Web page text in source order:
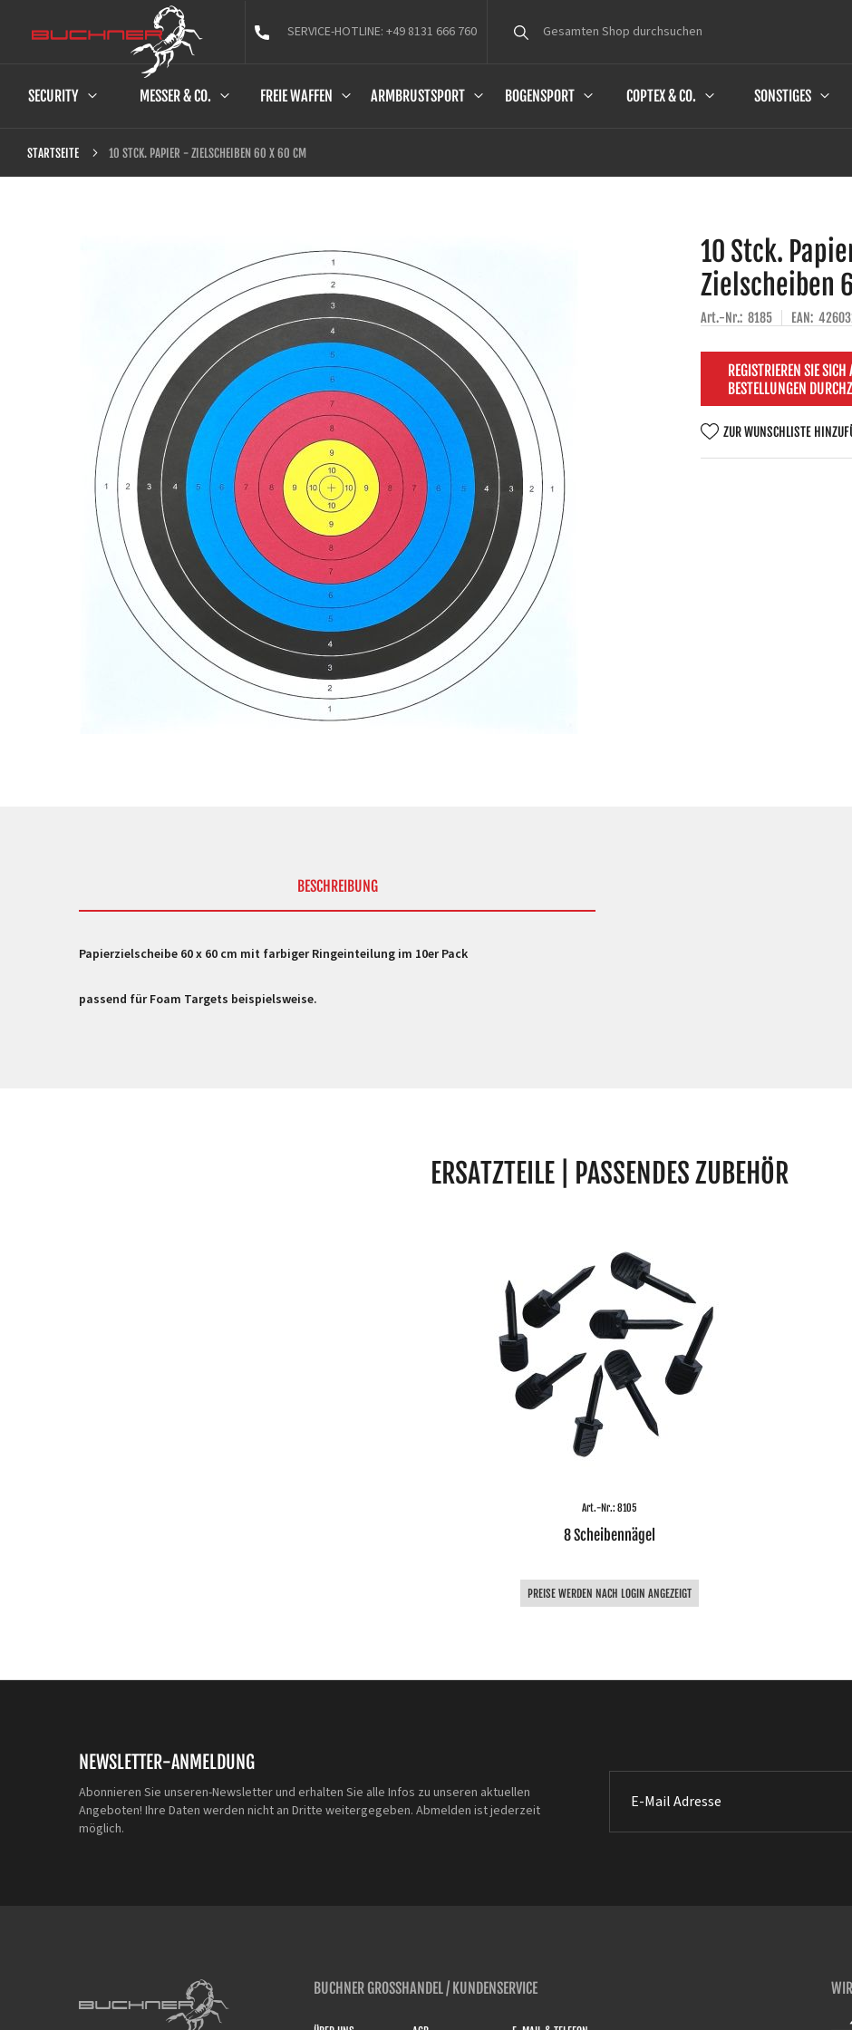
SERVICE-HOTLINE: +49 8131 666 760
SECURITY MESSER & CO. FREIE WAFFEN ARMBRUSTSPORT BOGENSPORT COPTEX & CO. SONSTIGES
STARTSEITE 10 STCK. PAPIER - ZIELSCHEIBEN 60 X 60 CM
10 Stck.
Zielscheiben
Art.-Nr.: 8185 EAN:
REGISTRIEREN SIE
BESTELLUNGEN
ZUR WUNSCHLISTE
BESCHREIBUNG
Papierzielscheibe 60 x 60 cm mit farbiger Ringeinteilung im 10er Pack
passend für Foam Targets beispielsweise.
ERSATZTEILE | PASSENDES ZUBEHÖR
Art.-Nr.: 8105
8 Scheibennägel
PREISE WERDEN NACH LOGIN ANGEZEIGT
NEWSLETTER-ANMELDUNG
Abonnieren Sie unseren-Newsletter und erhalten Sie alle Infos zu unseren aktuellen
Angeboten! Ihre Daten werden nicht an Dritte weitergegeben. Abmelden ist jederzeit
möglich.
BUCHNER GROSSHANDEL / KUNDENSERVICE